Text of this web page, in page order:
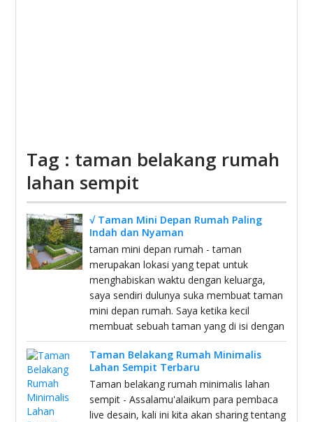
Tag : taman belakang rumah
lahan sempit
√ Taman Mini Depan Rumah Paling
Indah dan Nyaman
taman mini depan rumah - taman
merupakan lokasi yang tepat untuk
menghabiskan waktu dengan keluarga,
saya sendiri dulunya suka membuat taman
mini depan rumah. Saya ketika kecil
membuat sebuah taman yang di isi dengan
Taman Belakang Rumah Minimalis
Lahan Sempit Terbaru
Taman belakang rumah minimalis lahan
sempit - Assalamu'alaikum para pembaca
live desain, kali ini kita akan sharing tentang